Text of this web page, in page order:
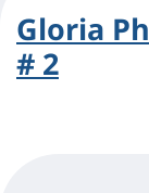
Gloria
# 2